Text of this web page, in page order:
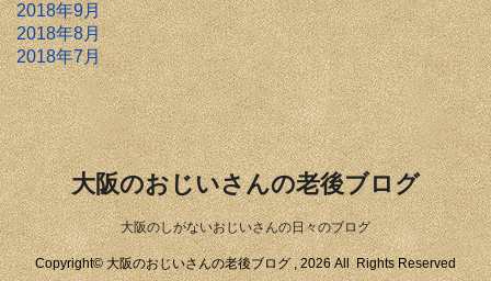
2018年9月
2018年8月
2018年7月
大阪のおじいさんの老後ブログ
大阪のしがないおじいさんの日々のブログ
Copyright© 大阪のおじいさんの老後ブログ , 2026 All Rights Reserved